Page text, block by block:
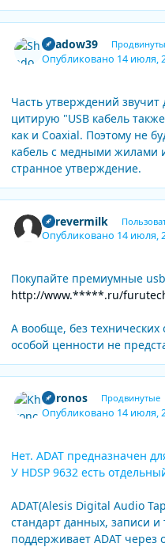
Shadow39
Опубликовано 14 июля,
Часть утверждений
цитирую "USB кабель
как и Coaxial. Поэтому не
кабель с медными жилами
странное утверждение.
Forevermilk
Опубликовано 14 июля,
Покупайте премиумные
http://www.*****.ru/
А вообще, без технических
особой ценности не
Khronos Продвинутые
Опубликовано 14 июля,
Нет. ADAT предназначен
У HDSP 9632 есть
ADAT(Alesis Digital Audio
стандарт данных, записи
поддерживает ADAT через